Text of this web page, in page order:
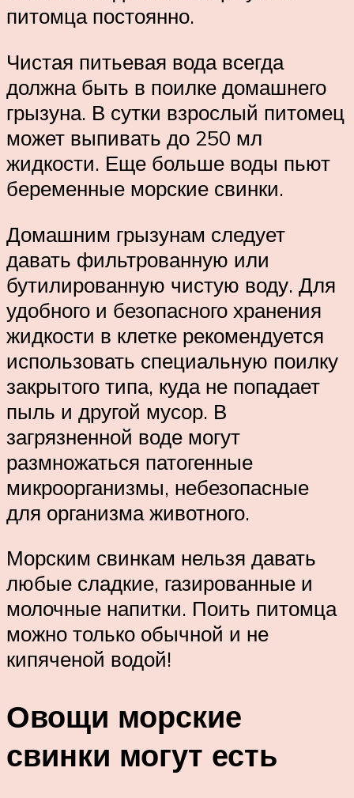
питомца постоянно.
Чистая питьевая вода всегда
должна быть в поилке домашнего
грызуна. В сутки взрослый питомец
может выпивать до 250 мл
жидкости. Еще больше воды пьют
беременные морские свинки.
Домашним грызунам следует
давать фильтрованную или
бутилированную чистую воду. Для
удобного и безопасного хранения
жидкости в клетке рекомендуется
использовать специальную поилку
закрытого типа, куда не попадает
пыль и другой мусор. В
загрязненной воде могут
размножаться патогенные
микроорганизмы, небезопасные
для организма животного.
Морским свинкам нельзя давать
любые сладкие, газированные и
молочные напитки. Поить питомца
можно только обычной и не
кипяченой водой!
Овощи морские
свинки могут есть